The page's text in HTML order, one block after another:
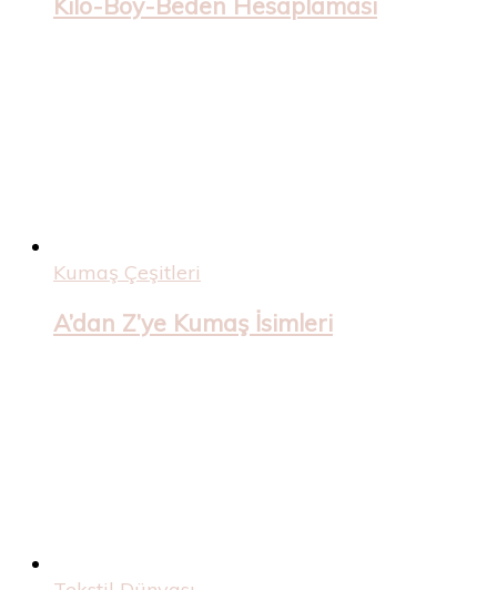
Kilo-Boy-Beden Hesaplaması
Kumaş Çeşitleri
A’dan Z’ye Kumaş İsimleri